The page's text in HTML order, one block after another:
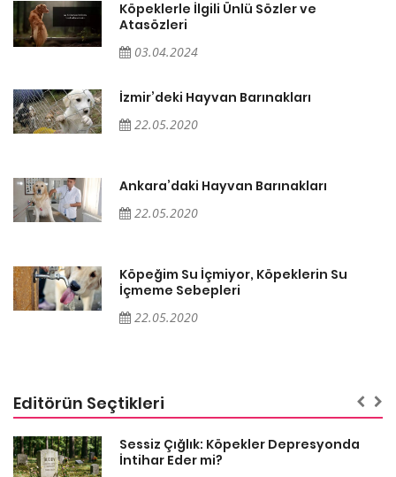
Köpeklerle İlgili Ünlü Sözler ve
Atasözleri
03.04.2024
İzmir’deki Hayvan Barınakları
22.05.2020
Ankara’daki Hayvan Barınakları
22.05.2020
Köpeğim Su İçmiyor, Köpeklerin Su
İçmeme Sebepleri
22.05.2020
Editörün Seçtikleri
Sessiz Çığlık: Köpekler Depresyonda
İntihar Eder mi?